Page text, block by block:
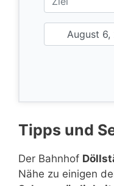
Tipps und
Der Bahnhof
Nähe zu einigen